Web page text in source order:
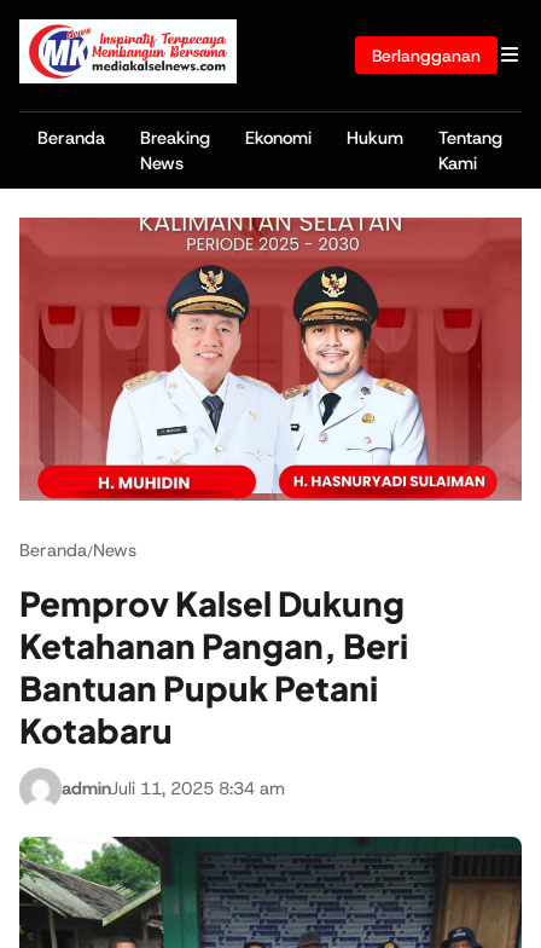
Berlangganan
Beranda
Breaking
News
Ekonomi Hukum
Tentang
Kami
Beranda/News
Pemprov Kalsel Dukung
Ketahanan Pangan, Beri
Bantuan Pupuk Petani
Kotabaru
adminJuli 11, 2025 8:34 am